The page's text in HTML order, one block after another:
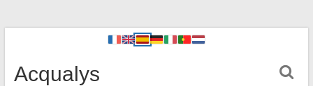
Acqualys